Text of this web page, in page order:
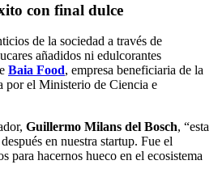
con final dulce
de la sociedad a través de
añadidos ni edulcorantes
Baia Food, empresa beneficiaria de la
por el Ministerio de Ciencia e
Guillermo Milans del Bosch, “esta
en nuestra startup. Fue el
para hacernos hueco en el ecosistema